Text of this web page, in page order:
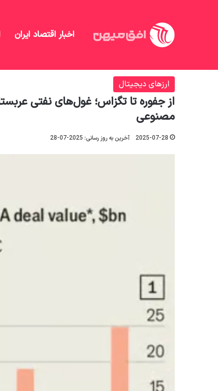
اخبار اقتصاد ایران
افق میهن
ارزهای دیجیتال
از جفوره تا تگزاس؛ غول‌های نفتی
مصنوعی
2025-07-28 آخرین به روز رسانی: 2025-07-28